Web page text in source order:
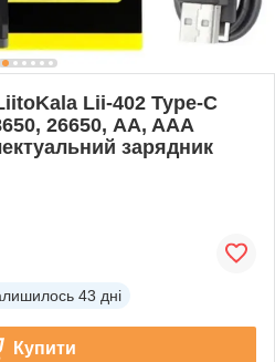
Lii-402 Type-C
26650, AA, AAA
зарядник
43 дні
Купити